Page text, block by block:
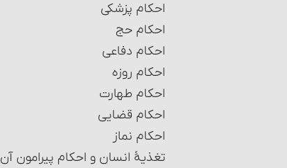
احکام پزشکی
احکام حج
احکام دفاعی
احکام روزه
احکام طهارت
احکام قضایی
احکام نماز
تغذیۀ انسان و احکام پیرامون آن